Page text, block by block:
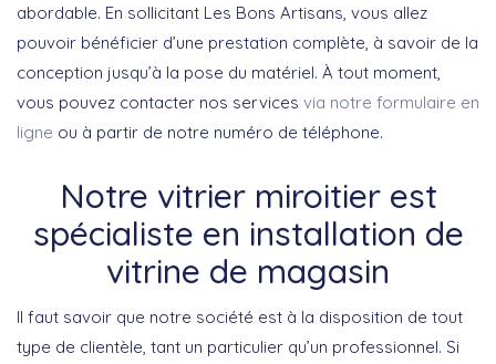
abordable. En sollicitant Les Bons Artisans, vous allez
pouvoir bénéficier d’une prestation complète, à savoir de la
conception jusqu’à la pose du matériel. À tout moment,
vous pouvez contacter nos services via notre formulaire en
ligne ou à partir de notre numéro de téléphone.
Notre vitrier miroitier est
spécialiste en installation de
vitrine de magasin
Il faut savoir que notre société est à la disposition de tout
type de clientèle, tant un particulier qu’un professionnel. Si